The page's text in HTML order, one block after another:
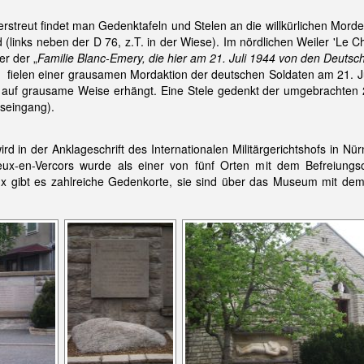
findet man Gedenktafeln und Stelen an die willkürlichen
neben der D 76, z.T. in der Wiese). Im nördlichen Weiler 'Le
der „Familie Blanc-Emery, die hier am 21. Juli 1944 von den
einer grausamen Mordaktion der deutschen Soldaten am
grausame Weise erhängt. Eine Stele gedenkt der umgebrachten
in der Anklageschrift des Internationalen Militärgerichtshofs in
en-Vercors wurde als einer von fünf Orten mit dem
gibt es zahlreiche Gedenkorte, sie sind über das Museum mit